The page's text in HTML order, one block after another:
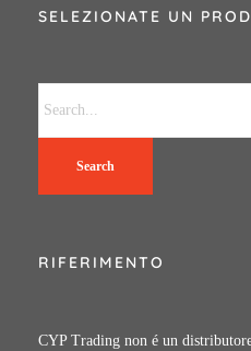
SELEZIONATE UN
Search
RIFERIMENTO
CYP Trading non é un